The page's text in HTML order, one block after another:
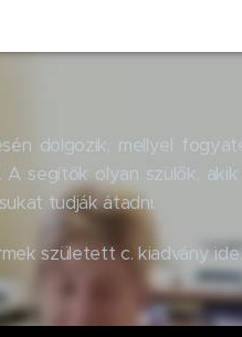
dolgozik, mellyel
segítők olyan szülők,
tudják átadni.
született c. kiadvány